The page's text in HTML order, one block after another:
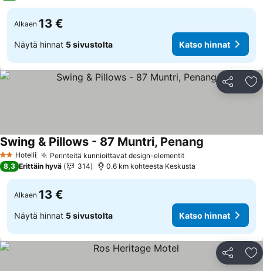
Alkaen 13 €
Näytä hinnat 5 sivustolta Katso hinnat
Jaa
2 Tähtiluokitus
Hotelli Perinteitä kunnioittavat design-elementitKatso hinnat
Swing & Pillows - 87 Muntri, Penang
8,3 Erittäin hyvä 314 0.6 km kohteesta Keskusta
Alkaen 13 €
Näytä hinnat 5 sivustolta Katso hinnat
Jaa